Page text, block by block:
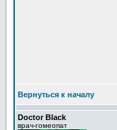
Вернуться к началу
Doctor Black
врач-гомеопат